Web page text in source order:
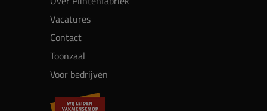
Vacatures
Contact
Toonzaal
Voor bedrijven